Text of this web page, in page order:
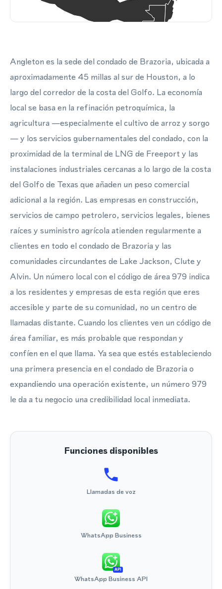
Angleton es la sede del condado de Brazoria, ubicada a
aproximadamente 45 millas al sur de Houston, a lo
largo del corredor de la costa del Golfo. La economía
local se basa en la refinación petroquímica, la
agricultura —especialmente el cultivo de arroz y sorgo
— y los servicios gubernamentales del condado, con la
proximidad de la terminal de LNG de Freeport y las
instalaciones industriales cercanas a lo largo de la costa
del Golfo de Texas que añaden un peso comercial
adicional a la región. Las empresas en construcción,
servicios de campo petrolero, servicios legales, bienes
raíces y suministro agrícola atienden regularmente a
clientes en todo el condado de Brazoria y las
comunidades circundantes de Lake Jackson, Clute y
Alvin. Un número local con el código de área 979 indica
a los residentes y empresas de esta región que eres
accesible y parte de su comunidad, no un centro de
llamadas distante. Cuando los clientes ven un código de
área familiar, es más probable que respondan y
confíen en el que llama. Ya sea que estés estableciendo
una primera presencia en el condado de Brazoria o
expandiendo una operación existente, un número 979
le da a tu negocio una credibilidad local inmediata.
Funciones disponibles
Llamadas de voz
WhatsApp Business
API
WhatsApp Business API